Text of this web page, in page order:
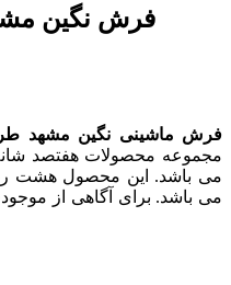
فرش ماشینی نگین مشهد طرح
می باشد. برای آگاهی از